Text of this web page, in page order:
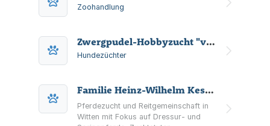
Zoohandlung
Zwergpudel-Hobbyzucht "von den Durchholzerbergen"
Hundezüchter
Familie Heinz-Wilhelm Kesten Kesten GbR
Pferdezucht und Reitgemeinschaft in
Witten mit Fokus auf Dressur- und